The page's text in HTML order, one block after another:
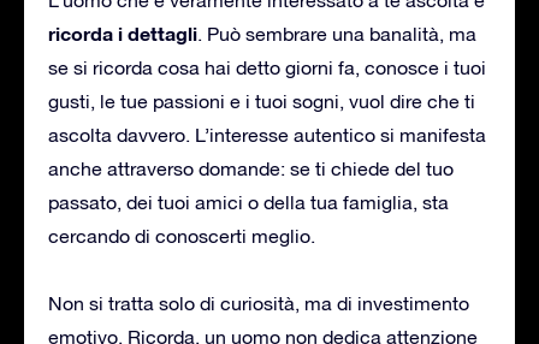
ricorda i dettagli. Può sembrare una banalità, ma
se si ricorda cosa hai detto giorni fa, conosce i tuoi
gusti, le tue passioni e i tuoi sogni, vuol dire che ti
ascolta davvero. L’interesse autentico si manifesta
anche attraverso domande: se ti chiede del tuo
passato, dei tuoi amici o della tua famiglia, sta
cercando di conoscerti meglio.
Non si tratta solo di curiosità, ma di investimento
emotivo. Ricorda, un uomo non dedica attenzione